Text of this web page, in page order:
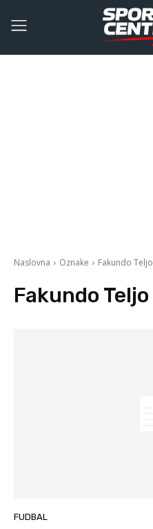
Naslovna Oznake Fakundo Teljo
Fakundo Teljo
FUDBAL